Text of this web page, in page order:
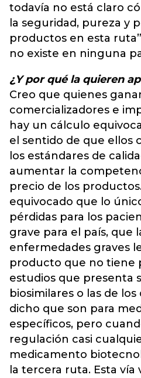
todavía no está claro
la seguridad, pureza y
productos en esta
no existe en ninguna
¿Y por qué la quieren
Creo que quienes
comercializadores e
hay un cálculo
el sentido de que ellos
los estándares de
aumentar la
precio de los
equivocado que lo
pérdidas para los
grave para el país, que
enfermedades graves
producto que no tiene
estudios que presenta
biosimilares o las de
dicho que son para
específicos, pero
regulación casi
medicamento
la tercera ruta. Esta vía